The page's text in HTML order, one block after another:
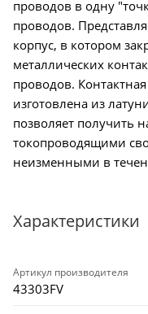
проводов в одну
проводов.
корпус, в котором
металлических
проводов.
изготовлена из
позволяет получить
токопроводящими
неизменными в
Характеристики
Артикул производителя
43303FV